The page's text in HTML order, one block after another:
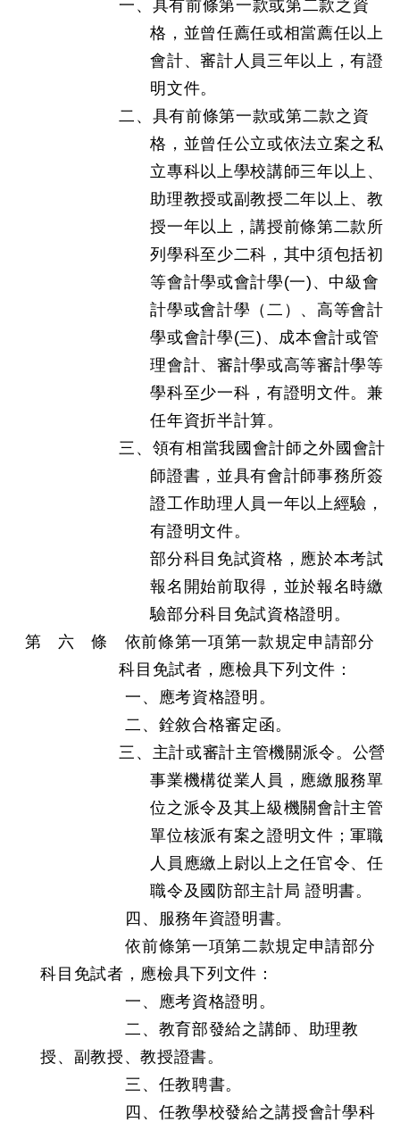
一、具有前條第一款或第二款之資
格，並曾任薦任或相當薦任以上
會計、審計人員三年以上，有證
明文件。
二、具有前條第一款或第二款之資
格，並曾任公立或依法立案之私
立專科以上學校講師三年以上、
助理教授或副教授二年以上、教
授一年以上，講授前條第二款所
列學科至少二科，其中須包括初
等會計學或會計學(一)、中級會
計學或會計學（二）、高等會計
學或會計學(三)、成本會計或管
理會計、審計學或高等審計學等
學科至少一科，有證明文件。兼
任年資折半計算。
三、領有相當我國會計師之外國會計
師證書，並具有會計師事務所簽
證工作助理人員一年以上經驗，
有證明文件。
部分科目免試資格，應於本考試
報名開始前取得，並於報名時繳
驗部分科目免試資格證明。
第 六 條 依前條第一項第一款規定申請部分
科目免試者，應檢具下列文件：
一、應考資格證明。
二、銓敘合格審定函。
三、主計或審計主管機關派令。公營
事業機構從業人員，應繳服務單
位之派令及其上級機關會計主管
單位核派有案之證明文件；軍職
人員應繳上尉以上之任官令、任
職令及國防部主計局 證明書。
四、服務年資證明書。
依前條第一項第二款規定申請部分
科目免試者，應檢具下列文件：
一、應考資格證明。
二、教育部發給之講師、助理教
授、副教授、教授證書。
三、任教聘書。
四、任教學校發給之講授會計學科